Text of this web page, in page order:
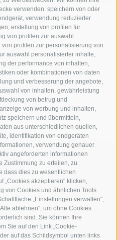
verwenden: speichern von oder
verwendung reduzierter
erstellung von profilen für
von profilen zur auswahl
profilen zur personalisierung von
auswahl personalisierter inhalte,
der performance von inhalten,
oder kombinationen von daten
und verbesserung der angebote,
von inhalten, gewährleistung
von betrug und
von werbung und inhalten,
speichern und übermitteln,
aus unterschiedlichen quellen,
identifikation von endgeräten
verwendung genauer
angeforderten informationen
Zustimmung zu erteilen, zu
dass dies zu wesentlichen
„Cookies akzeptieren" klicken,
von Cookies und ähnlichen Tools
„Einstellungen verwalten",
ablehnen", um ohne Cookies
sind. Sie können Ihre
Sie auf den Link „Cookie-
auf das Schildsymbol unten links